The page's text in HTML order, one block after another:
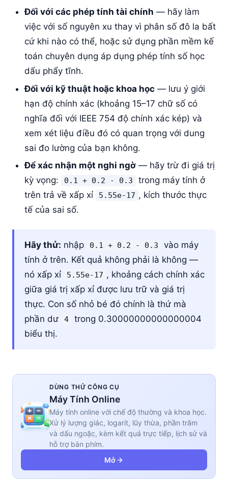
Đối với các phép tính tài chính — hãy làm
việc với số nguyên xu thay vì phân số đô la bất
cứ khi nào có thể, hoặc sử dụng phần mềm kế
toán chuyên dụng áp dụng phép tính số học
dấu phẩy tĩnh.
Đối với kỹ thuật hoặc khoa học — lưu ý giới
hạn độ chính xác (khoảng 15–17 chữ số có
nghĩa đối với IEEE 754 độ chính xác kép) và
xem xét liệu điều đó có quan trọng với dung
sai đo lường của bạn không.
Để xác nhận một nghi ngờ — hãy trừ đi giá trị
kỳ vọng:
0.1 + 0.2 - 0.3
trong máy tính ở
trên trả về xấp xỉ
5.55e-17 , kích thước thực
tế của sai số.
Hãy thử: nhập 0.1 + 0.2 - 0.3
vào máy
tính ở trên. Kết quả không phải là không —
nó xấp xỉ
5.55e-17 , khoảng cách chính xác
giữa giá trị xấp xỉ được lưu trữ và giá trị
thực. Con số nhỏ bé đó chính là thứ mà
phần dư
4
trong 0.30000000000000004
biểu thị.
DÙNG THỬ CÔNG CỤ
Máy Tính Online
Máy tính online với chế độ thường và khoa học.
Xử lý lượng giác, logarit, lũy thừa, phần trăm
và dấu ngoặc, kèm kết quả trực tiếp, lịch sử và
hỗ trợ bàn phím.
Mở